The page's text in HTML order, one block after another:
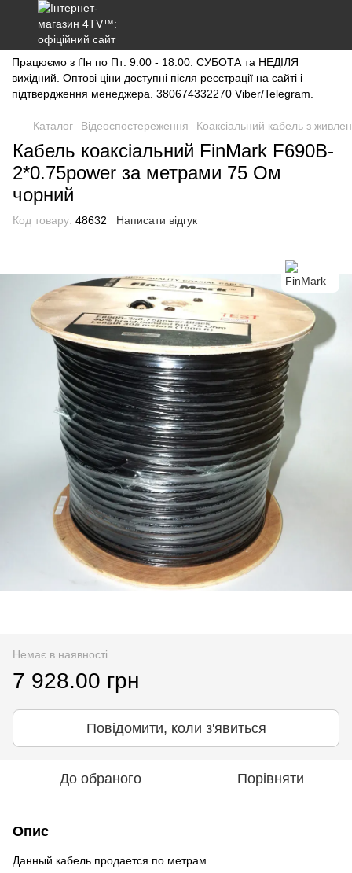
Працюємо з Пн по Пт: 9:00 - 18:00. СУБОТА та НЕДІЛЯ
вихідний. Оптові ціни доступні після реєстрації на сайті і
підтвердження менеджера. 380674332270 Viber/Telegram.
Каталог Відеоспостереження Коаксіальний кабель з
Кабель коаксіальний FinMark F690B-
2*0.75power за метрами 75 Ом
чорний
Код товару: 48632 Написати відгук
Немає в наявності
7 928.00 грн
Повідомити, коли з'явиться
До обраного Порівняти
Опис
Данный кабель продается по метрам.